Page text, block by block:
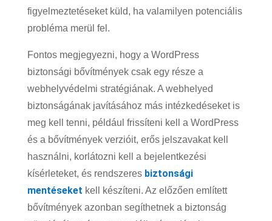
figyelmeztetéseket küld, ha valamilyen potenciális
probléma merül fel.
Fontos megjegyezni, hogy a WordPress
biztonsági bővítmények csak egy része a
webhelyvédelmi stratégiának. A webhelyed
biztonságának javításához más intézkedéseket is
meg kell tenni, például frissíteni kell a WordPress
és a bővítmények verzióit, erős jelszavakat kell
használni, korlátozni kell a bejelentkezési
kísérleteket, és rendszeres biztonsági
mentéseket kell készíteni. Az előzően említett
bővítmények azonban segíthetnek a biztonság